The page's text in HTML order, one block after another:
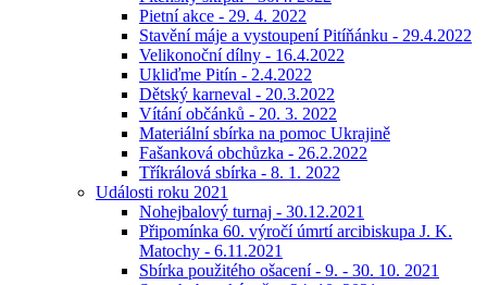
Pietní akce - 29. 4. 2022
Stavění máje a vystoupení Pitíňánku - 29.4.2022
Velikonoční dílny - 16.4.2022
Ukliďme Pitín - 2.4.2022
Dětský karneval - 20.3.2022
Vítání občánků - 20. 3. 2022
Materiální sbírka na pomoc Ukrajině
Fašanková obchůzka - 26.2.2022
Tříkrálová sbírka - 8. 1. 2022
Události roku 2021
Nohejbalový turnaj - 30.12.2021
Připomínka 60. výročí úmrtí arcibiskupa J. K.
Matochy - 6.11.2021
Sbírka použitého ošacení - 9. - 30. 10. 2021